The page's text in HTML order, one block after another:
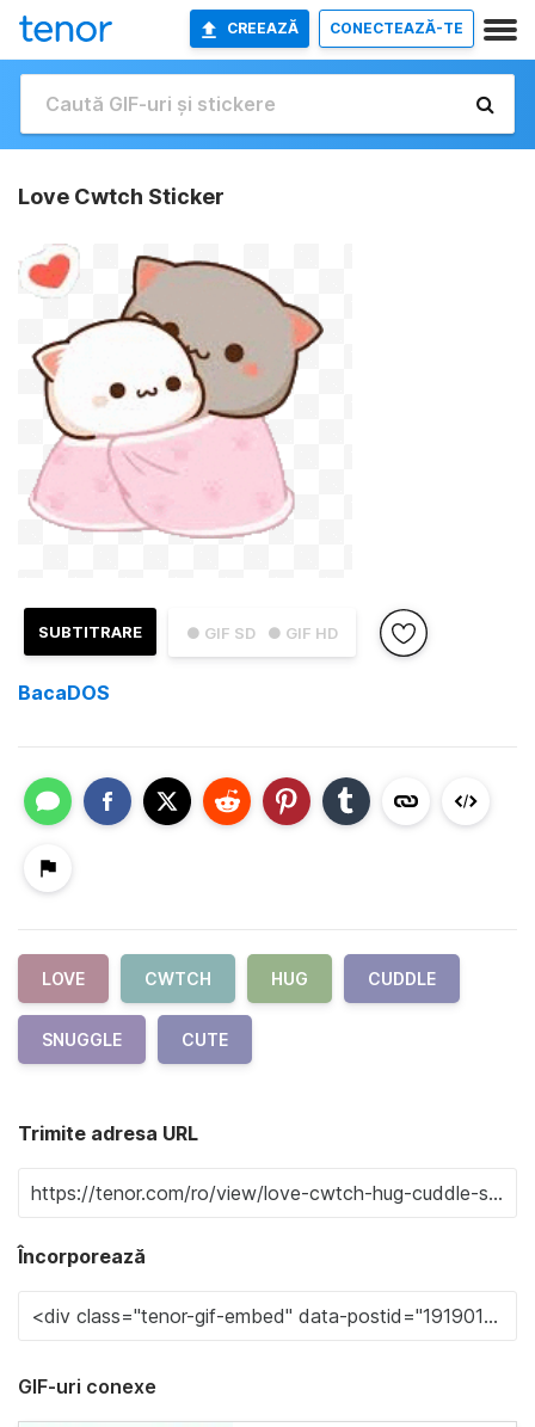
CREEAZĂ CONECTEAZĂ-TE
Love Cwtch Sticker
● GIF SD ● GIF HD
SUBTITRARE
BacaDOS
LOVE CWTCH HUG CUDDLE
SNUGGLE CUTE
Trimite adresa URL
Încorporează
GIF-uri conexe